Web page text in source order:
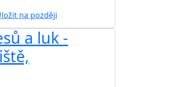
na později
a luk -